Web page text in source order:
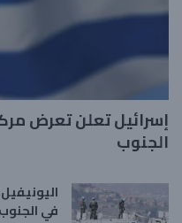
إسرائيل تعلن تعرض
الجنوب
في الجنوب